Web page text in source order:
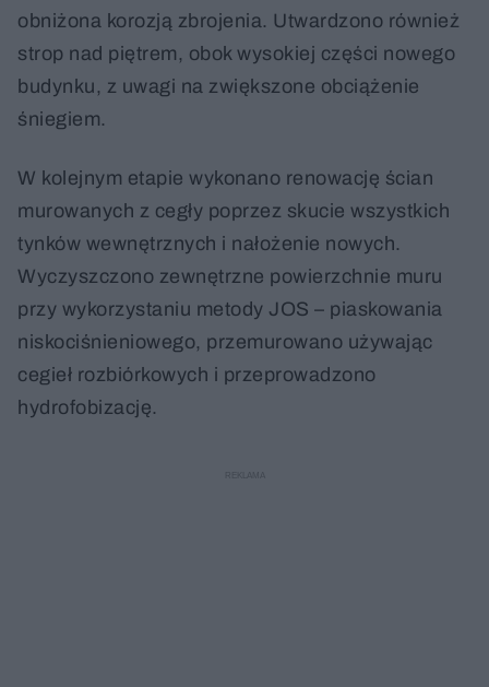
obniżona korozją zbrojenia. Utwardzono również
strop nad piętrem, obok wysokiej części nowego
budynku, z uwagi na zwiększone obciążenie
śniegiem.
W kolejnym etapie wykonano renowację ścian
murowanych z cegły poprzez skucie wszystkich
tynków wewnętrznych i nałożenie nowych.
Wyczyszczono zewnętrzne powierzchnie muru
przy wykorzystaniu metody JOS – piaskowania
niskociśnieniowego, przemurowano używając
cegieł rozbiórkowych i przeprowadzono
hydrofobizację.